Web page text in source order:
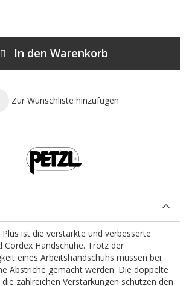
In den Warenkorb
Zur Wunschliste hinzufügen
ist die verstärkte und verbesserte
Cordex Handschuhe. Trotz der
eines Arbeitshandschuhs müssen bei
Abstriche gemacht werden. Die doppelte
zahlreichen Verstärkungen schützen den